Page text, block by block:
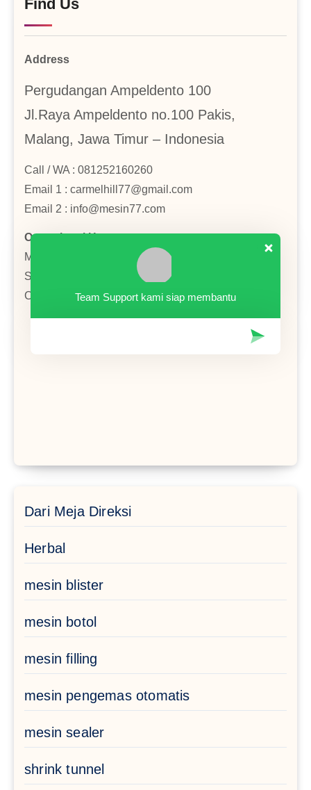
Find Us
Address
Pergudangan Ampeldento 100
Jl.Raya Ampeldento no.100 Pakis,
Malang, Jawa Timur – Indonesia
Call / WA : 081252160260
Email 1 : carmelhill77@gmail.com
Email 2 : info@mesin77.com
Operational Hours
Monday–Friday: 8:00AM–4:00PM
Saturday : 8:00AM–2:00PM
Close in Sunday and National Holiday
Dari Meja Direksi
Herbal
mesin blister
mesin botol
mesin filling
mesin pengemas otomatis
mesin sealer
shrink tunnel
Team Support kami siap membantu